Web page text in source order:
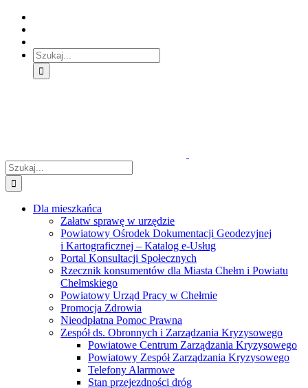
Skip
Treść
główna
Skip
Menu
główne
Skip
Menu
dodatkowe
Szukaj
Szukaj
Dla mieszkańca
Załatw sprawę w urzędzie
Powiatowy Ośrodek Dokumentacji Geodezyjnej
i Kartograficznej – Katalog e-Usług
Portal Konsultacji Społecznych
Rzecznik konsumentów dla Miasta Chełm i Powiatu
Chełmskiego
Powiatowy Urząd Pracy w Chełmie
Promocja Zdrowia
Nieodpłatna Pomoc Prawna
Zespół ds. Obronnych i Zarządzania Kryzysowego
Powiatowe Centrum Zarządzania Kryzysowego
Powiatowy Zespół Zarządzania Kryzysowego
Telefony Alarmowe
Stan przejezdności dróg